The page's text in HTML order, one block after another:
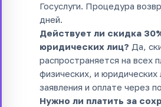
Госуслуги. Процедура
дней.
Действует ли скидка
юридических лиц? Да,
распространяется на всех
физических, и
заявления и оплате через
Нужно ли платить за